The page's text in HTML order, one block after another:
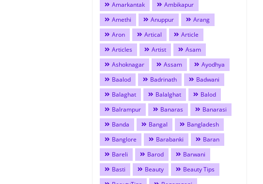
Amarkantak
Ambikapur
Amethi
Anuppur
Arang
Aron
Artical
Article
Articles
Artist
Asam
Ashoknagar
Assam
Ayodhya
Baalod
Badrinath
Badwani
Balaghat
Balalghat
Balod
Balrampur
Banaras
Banarasi
Banda
Bangal
Bangladesh
Banglore
Barabanki
Baran
Bareli
Barod
Barwani
Basti
Beauty
Beauty Tips